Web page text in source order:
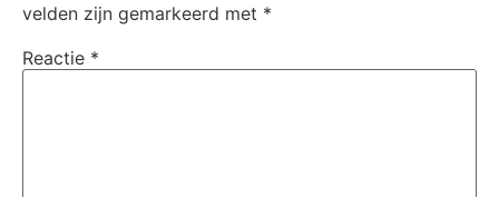
velden zijn gemarkeerd met *
Reactie *